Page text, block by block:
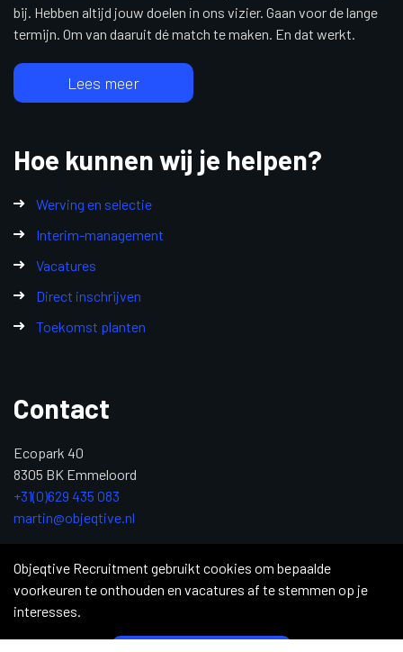
bij. Hebben altijd jouw doelen in ons vizier. Gaan voor de lange
termijn. Om van daaruit dé match te maken. En dat werkt.
Lees meer
Hoe kunnen wij je helpen?
Werving en selectie
Interim-management
Vacatures
Direct inschrijven
Toekomst planten
Contact
Ecopark 40
8305 BK Emmeloord
+31(0)629 435 083
martin@objeqtive.nl
Copyright 2026 © Objective Recruitment|Privacy Statement
Objeqtive Recruitment gebruikt cookies om bepaalde
voorkeuren te onthouden en vacatures af te stemmen op je
interesses.